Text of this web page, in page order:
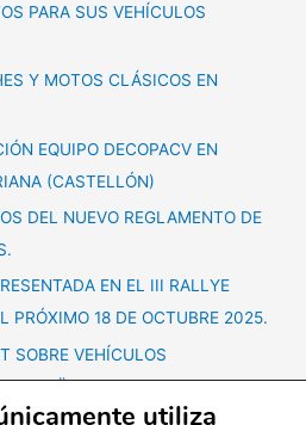
PARA SUS VEHÍCULOS
Y MOTOS CLÁSICOS EN
EQUIPO DECOPACV EN
(CASTELLÓN)
DEL NUEVO REGLAMENTO DE
EN EL III RALLYE
PRÓXIMO 18 DE OCTUBRE 2025.
SOBRE VEHÍCULOS
utiliza